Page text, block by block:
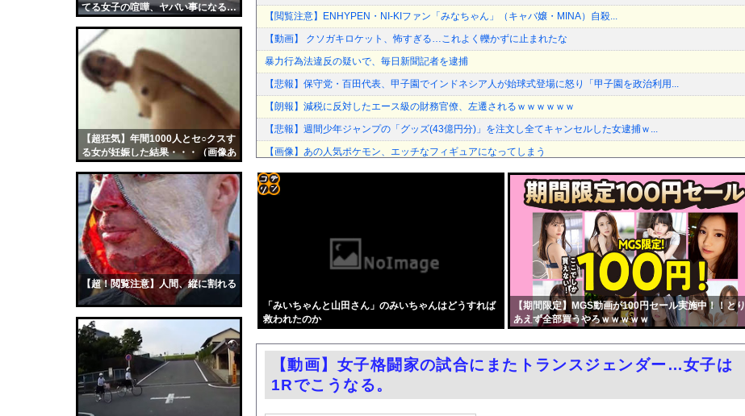
てる女子の喧嘩、ヤバい事になる…
【超狂気】年間1000人とセ○クスす
る女が妊娠した結果・・・（画像あ
【超！閲覧注意】人間、縦に割れる
ンク
自動
更新
ツー
【閲覧注意】ENHYPEN・NI-KIファン「みなちゃん」（キャバ嬢・MINA）自殺...
【動画】 クソガキロケット、怖すぎる…これよく轢かずに止まれたな
暴力行為法違反の疑いで、毎日新聞記者を逮捕
【悲報】保守党・百田代表、甲子園でインドネシア人が始球式登場に怒り「甲子園を政治利用...
【朗報】減税に反対したエース級の財務官僚、左遷されるｗｗｗｗｗｗ
【悲報】週間少年ジャンプの「グッズ(43億円分)」を注文し全てキャンセルした女逮捕ｗ...
【画像】あの人気ポケモン、エッチなフィギュアになってしまう
子供向け漫画、謎の闇の大会に参加しがち問題
緑川希星、写真集がエロい！身長176cm・股下90cm長身コスプレイヤー、おっぱいと...
【悲報】お母さん、隣の家がとんでもない位置に室外機を取り付けブチギレwwwwwwww...
グラビア界のラスボスと言われる豊島心桜クン(22) part3
かつて650万部を誇った「週刊少年ジャンプ」、発行部数が初の100万部割れ
中国「台風接近！」台風13号「三峡直撃予測」中国「上流大洪水！（三峡上流」中国都市「...
思い通りに動かない熊本被災者に左派が我慢ならなくなった模様、避難所で苦しむ被災者に対...
【画像】ラノベ作家（52）「新作ラブコメ書いたぞ！ｗ」X民「いい歳こいてラブコメ（笑...
ロシア、ウクライナの大規模通販倉庫を攻撃…ワイルドベリーズへの報復！
「高市総理には愛想尽かした」コメ余りに農家が悲鳴 売値は生産原価の半分以下に…肥料代...
【画像】Amazon配達員、ブチギレる・・・・・
「みいちゃんと山田さん」のみいちゃんはどうすれば
救われたのか
【期間限定】MGS動画が100円セール実施中！！とり
あえず全部買うやろｗｗｗｗｗ
自動
更新
【動画】女子格闘家の試合にまたトランスジェンダー…女子は
1Rでこうなる。